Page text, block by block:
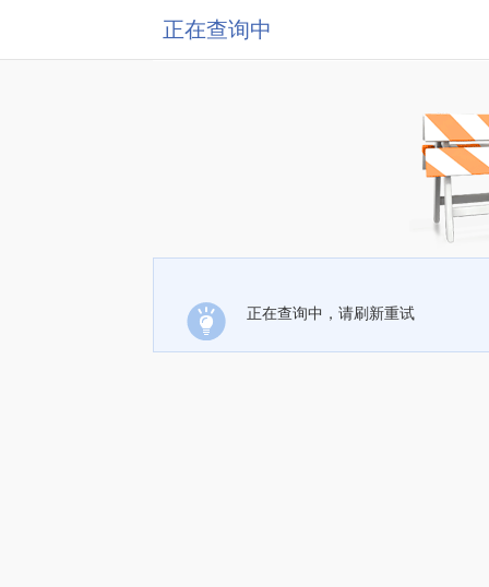
正在查询中
正在查询中，请刷新重试